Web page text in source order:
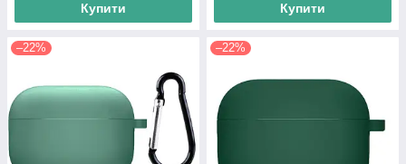
Купити Купити
–22% –22%